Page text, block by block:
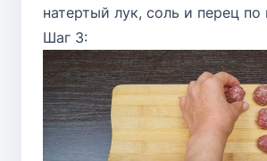
натертый лук, соль и перец по
Шаг 3: